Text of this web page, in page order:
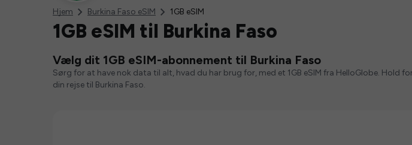
Hjem Burkina Faso eSIM 1GB eSIM
1GB eSIM til Burkina Faso
Vælg dit 1GB eSIM-abonnement til Burkina Faso
Sørg for at have nok data til alt, hvad du har brug for, med et 1GB eSIM fra HelloGlobe. Hold
din rejse til Burkina Faso.